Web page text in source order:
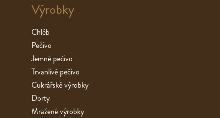
Výrobky
Chléb
Pečivo
Jemné pečivo
Trvanlivé pečivo
Cukrářské výrobky
Dorty
Mražené výrobky